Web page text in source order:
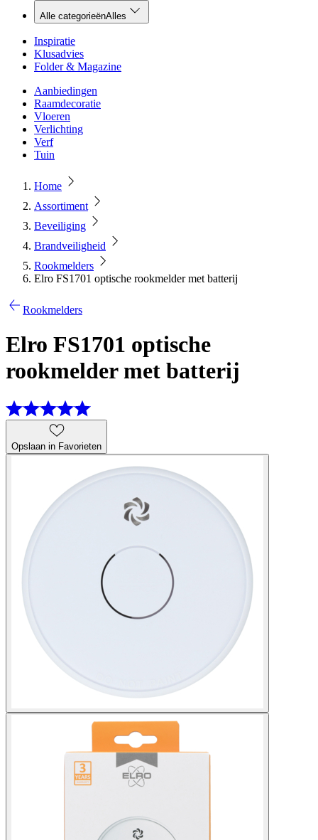
Alle categorieënAlles
Inspiratie
Klusadvies
Folder & Magazine
Aanbiedingen
Raamdecoratie
Vloeren
Verlichting
Verf
Tuin
Home
Assortiment
Beveiliging
Brandveiligheid
Rookmelders
Elro FS1701 optische rookmelder met batterij
Rookmelders
Elro FS1701 optische
rookmelder met batterij
Opslaan in Favorieten